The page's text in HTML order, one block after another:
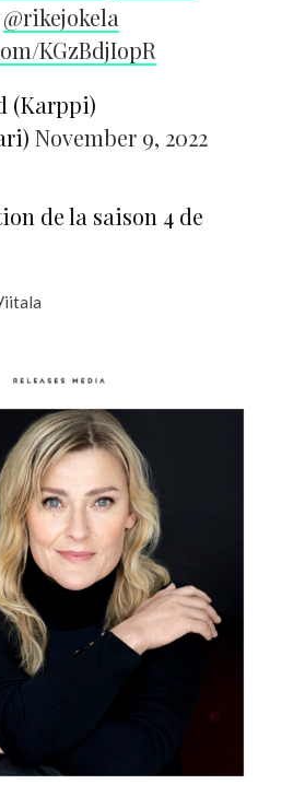
@rikejokela
KGzBdjIopR
(Karppi)
November 9, 2022
de la saison 4 de